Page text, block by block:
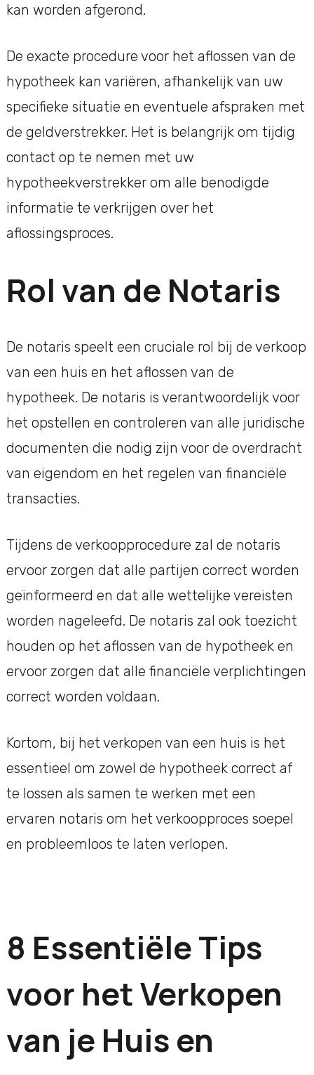
kan worden afgerond.
De exacte procedure voor het aflossen van de
hypotheek kan variëren, afhankelijk van uw
specifieke situatie en eventuele afspraken met
de geldverstrekker. Het is belangrijk om tijdig
contact op te nemen met uw
hypotheekverstrekker om alle benodigde
informatie te verkrijgen over het
aflossingsproces.
Rol van de Notaris
De notaris speelt een cruciale rol bij de verkoop
van een huis en het aflossen van de
hypotheek. De notaris is verantwoordelijk voor
het opstellen en controleren van alle juridische
documenten die nodig zijn voor de overdracht
van eigendom en het regelen van financiële
transacties.
Tijdens de verkoopprocedure zal de notaris
ervoor zorgen dat alle partijen correct worden
geïnformeerd en dat alle wettelijke vereisten
worden nageleefd. De notaris zal ook toezicht
houden op het aflossen van de hypotheek en
ervoor zorgen dat alle financiële verplichtingen
correct worden voldaan.
Kortom, bij het verkopen van een huis is het
essentieel om zowel de hypotheek correct af
te lossen als samen te werken met een
ervaren notaris om het verkoopproces soepel
en probleemloos te laten verlopen.
8 Essentiële Tips
voor het Verkopen
van je Huis en